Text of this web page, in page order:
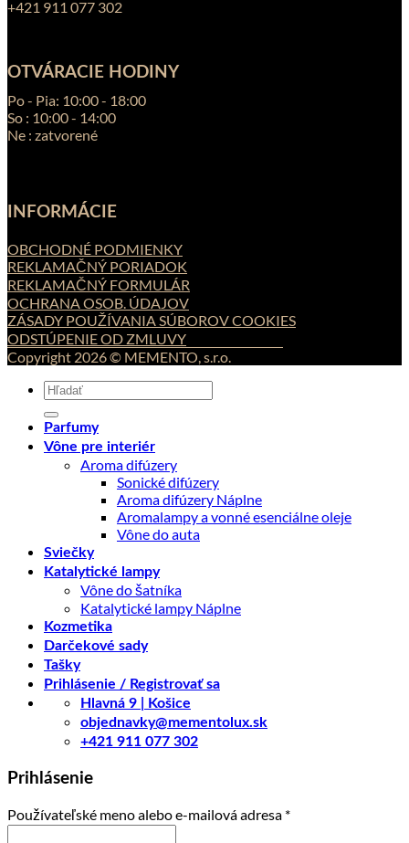
+421 911 077 302
OTVÁRACIE HODINY
Po - Pia: 10:00 - 18:00
So : 10:00 - 14:00
Ne : zatvorené
INFORMÁCIE
OBCHODNÉ PODMIENKY
REKLAMAČNÝ PORIADOK
REKLAMAČNÝ FORMULÁR
OCHRANA OSOB. ÚDAJOV
ZÁSADY POUŽÍVANIA SÚBOROV COOKIES
ODSTÚPENIE OD ZMLUVY
Copyright 2026 © MEMENTO, s.r.o.
Hľadať:
Parfumy
Vône pre interiér
Aroma difúzery
Sonické difúzery
Aroma difúzery Náplne
Aromalampy a vonné esenciálne oleje
Vône do auta
Sviečky
Katalytické lampy
Vône do šatníka
Katalytické lampy Náplne
Kozmetika
Darčekové sady
Tašky
Prihlásenie / Registrovať sa
Hlavná 9 | Košice
objednavky@mementolux.sk
+421 911 077 302
Prihlásenie
Používateľské meno alebo e-mailová adresa *Povinné